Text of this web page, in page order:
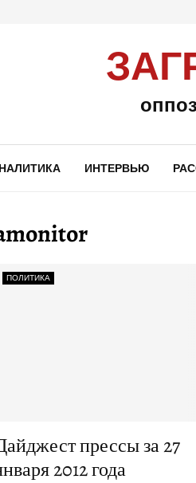
ИНТЕРВЬЮ
ПОЛИТИКА
прессы за 27
2012 года